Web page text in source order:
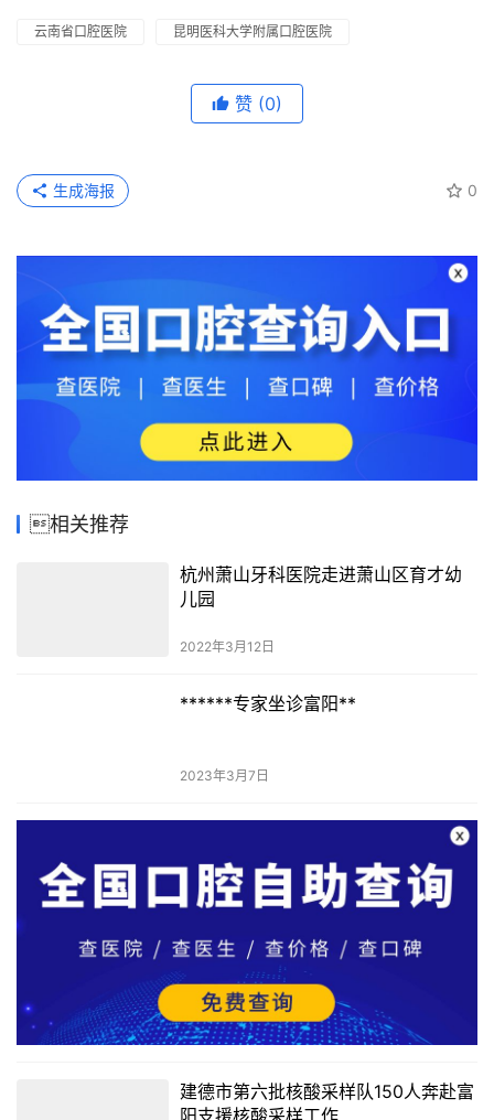
云南省口腔医院 昆明医科大学附属口腔医院
赞 (0)
0
生成海报
相关推荐
杭州萧山牙科医院走进萧山区育才幼
儿园
2022年3月12日
******专家坐诊富阳**
2023年3月7日
建德市第六批核酸采样队150人奔赴富